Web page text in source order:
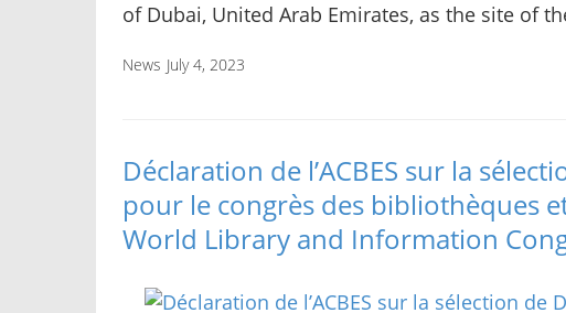
of Dubai, United Arab Emirates, as the site of
News July 4, 2023
Déclaration de l’ACBES sur la
pour le congrès des bibliothèques
World Library and Information